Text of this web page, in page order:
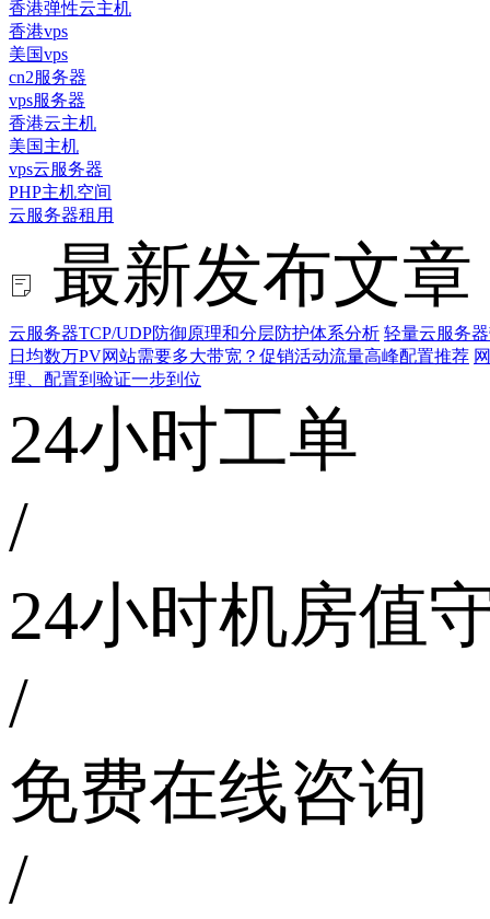
香港弹性云主机
香港vps
美国vps
cn2服务器
vps服务器
香港云主机
美国主机
vps云服务器
PHP主机空间
云服务器租用
最新发布文章
云服务器TCP/UDP防御原理和分层防护体系分析 轻量云服务
日均数万PV网站需要多大带宽？促销活动流量高峰配置推荐
理、配置到验证一步到位
24小时工单
/
24小时机房值
/
免费在线咨询
/